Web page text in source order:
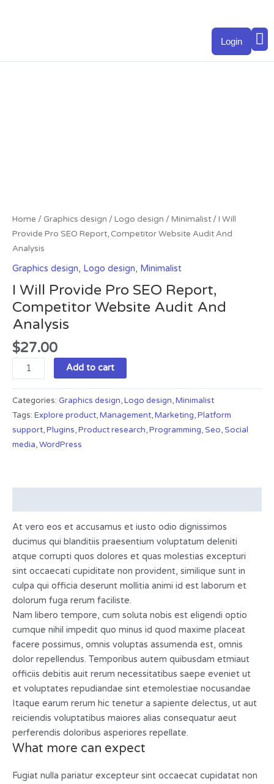
Login
Home /Graphics design /Logo design /Minimalist/ I Will
Provide Pro SEO Report, Competitor Website Audit And
Analysis
Graphics design, Logo design, Minimalist
I Will Provide Pro SEO Report,
Competitor Website Audit And
Analysis
$27.00
Analysis
quantity
Add to cart
Categories: Graphics design,Logo design,Minimalist
Tags: Explore product,Management,Marketing,Platform
support,Plugins,Product research,Programming,Seo,Social
media,WordPress
At vero eos et accusamus et iusto odio dignissimos
ducimus qui blanditiis praesentium voluptatum deleniti
atque corrupti quos dolores et quas molestias excepturi
sint occaecati cupiditate non provident, similique sunt in
culpa qui officia deserunt mollitia animi id est laborum et
dolorum fuga rerum faciliste.
Nam libero tempore, cum soluta nobis est eligendi optio
cumque nihil impedit quo minus id quod maxime placeat
facere possimus, omnis voluptas assumenda est, omnis
dolor repellendus. Temporibus autem quibusdam etmiaut
officiis debitis auit rerum necessitatibus saepe eveniet ut
et voluptates repudiandae sint etemolestiae nocusandae
Itaque earum rerum hic tenetur a sapiente delectus, ut aut
reiciendis voluptatibus maiores alias consequatur aeut
perferendis doloribus asperiores repellate.
What more can expect
Fugiat nulla pariatur excepteur sint occaecat cupidatat non